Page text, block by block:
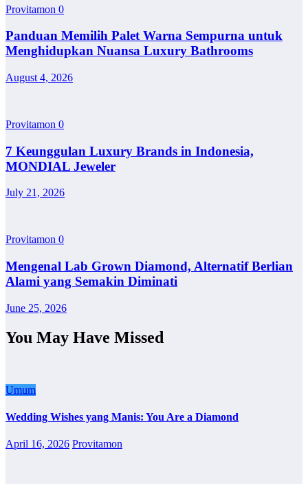
Provitamon 0
Panduan Memilih Palet Warna Sempurna untuk
Menghidupkan Nuansa Luxury Bathrooms
August 4, 2026
Provitamon 0
7 Keunggulan Luxury Brands in Indonesia,
MONDIAL Jeweler
July 21, 2026
Provitamon 0
Mengenal Lab Grown Diamond, Alternatif Berlian
Alami yang Semakin Diminati
June 25, 2026
You May Have Missed
Umum
Wedding Wishes yang Manis: You Are a Diamond
April 16, 2026 Provitamon